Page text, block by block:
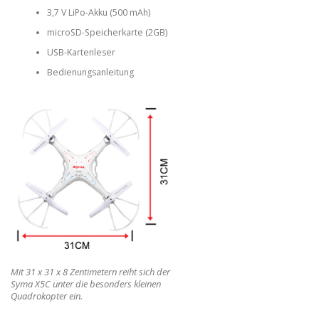
3,7 V LiPo-Akku (500 mAh)
microSD-Speicherkarte (2GB)
USB-Kartenleser
Bedienungsanleitung
Mit 31 x 31 x 8 Zentimetern reiht sich der
Syma X5C unter die besonders kleinen
Quadrokopter ein.